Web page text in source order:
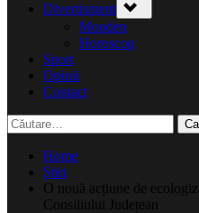
Divertisment sub-
menu
Monden
Horoscop
Sport
Opinii
Contact
Caută
după:
Home
Știri
O nouă acțiune de
Consiliului Județean